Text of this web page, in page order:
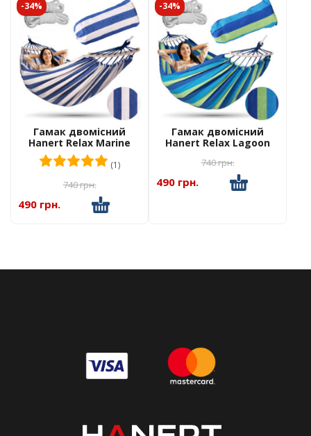
-34%
Гамак двомісний
Hanert Relax Marine
260×150
Оцінено в
(1)
740грн.
490 грн.
-34%
Гамак двомісний
Hanert Relax Lagoon
740грн.
490 грн.